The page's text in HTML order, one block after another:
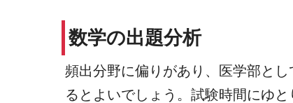
数学の出題分析
頻出分野に偏りがあり、医学部と
るとよいでしょう。試験時間にゆ